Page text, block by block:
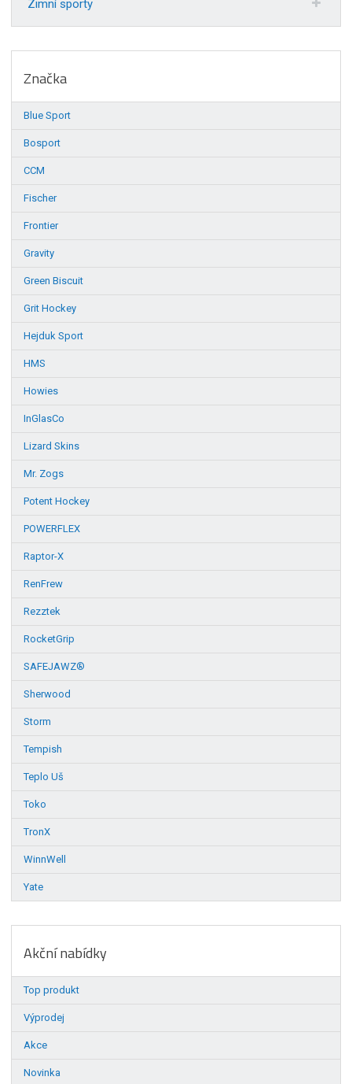
Zimní sporty
Značka
Blue Sport
Bosport
CCM
Fischer
Frontier
Gravity
Green Biscuit
Grit Hockey
Hejduk Sport
HMS
Howies
InGlasCo
Lizard Skins
Mr. Zogs
Potent Hockey
POWERFLEX
Raptor-X
RenFrew
Rezztek
RocketGrip
SAFEJAWZ®
Sherwood
Storm
Tempish
Teplo Uš
Toko
TronX
WinnWell
Yate
Akční nabídky
Top produkt
Výprodej
Akce
Novinka